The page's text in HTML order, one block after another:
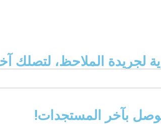
لجريدة الملاحظ، لتصلك آخر
بآخر المستجدات!